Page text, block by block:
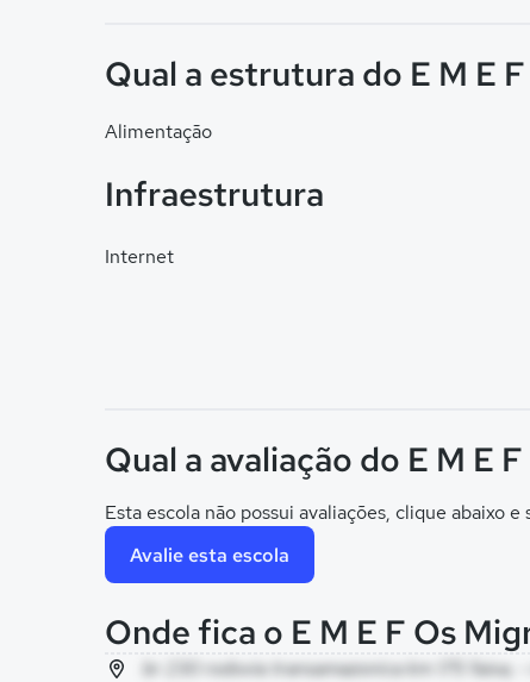
Qual a estrutura do E M E
Alimentação
Infraestrutura
Internet
Qual a avaliação do E M E
Esta escola não possui avaliações, clique abaixo
Avalie esta escola
Onde fica o E M E F Os
br 230 rodovia transamazonica km 175 faixa, -